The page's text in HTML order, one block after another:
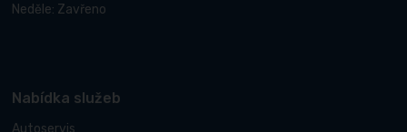
Neděle: Zavřeno
Nabídka služeb